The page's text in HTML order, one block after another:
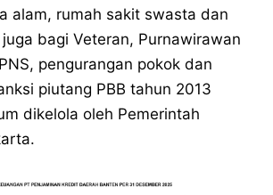
alam, rumah sakit swasta dan
bagi Veteran, Purnawirawan
pengurangan pokok dan
piutang PBB tahun 2013
dikelola oleh Pemerintah